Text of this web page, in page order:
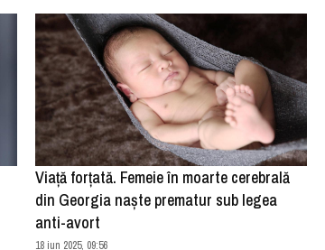
Viață forțată. Femeie în moarte cerebrală
din Georgia naște prematur sub legea
anti-avort
18 iun 2025, 09:56